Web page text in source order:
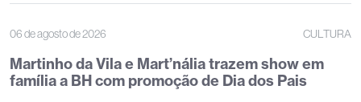
06 de agosto de 2026 CULTURA
Martinho da Vila e Mart’nália trazem show em
família a BH com promoção de Dia dos Pais